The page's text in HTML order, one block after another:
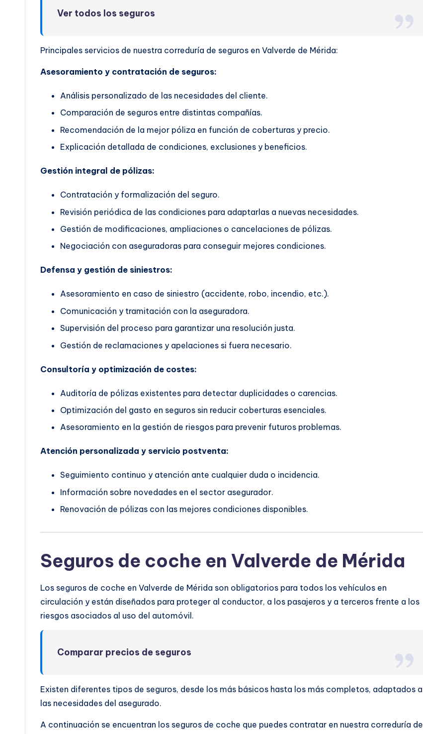
Ver todos los seguros
Principales servicios de nuestra correduría de seguros en Valverde de Mérida:
Asesoramiento y contratación de seguros:
Análisis personalizado de las necesidades del cliente.
Comparación de seguros entre distintas compañías.
Recomendación de la mejor póliza en función de coberturas y precio.
Explicación detallada de condiciones, exclusiones y beneficios.
Gestión integral de pólizas:
Contratación y formalización del seguro.
Revisión periódica de las condiciones para adaptarlas a nuevas necesidades.
Gestión de modificaciones, ampliaciones o cancelaciones de pólizas.
Negociación con aseguradoras para conseguir mejores condiciones.
Defensa y gestión de siniestros:
Asesoramiento en caso de siniestro (accidente, robo, incendio, etc.).
Comunicación y tramitación con la aseguradora.
Supervisión del proceso para garantizar una resolución justa.
Gestión de reclamaciones y apelaciones si fuera necesario.
Consultoría y optimización de costes:
Auditoría de pólizas existentes para detectar duplicidades o carencias.
Optimización del gasto en seguros sin reducir coberturas esenciales.
Asesoramiento en la gestión de riesgos para prevenir futuros problemas.
Atención personalizada y servicio postventa:
Seguimiento continuo y atención ante cualquier duda o incidencia.
Información sobre novedades en el sector asegurador.
Renovación de pólizas con las mejores condiciones disponibles.
Seguros de coche en Valverde de Mérida
Los seguros de coche en Valverde de Mérida son obligatorios para todos los vehículos en
circulación y están diseñados para proteger al conductor, a los pasajeros y a terceros frente a los
riesgos asociados al uso del automóvil.
Comparar precios de seguros
Existen diferentes tipos de seguros, desde los más básicos hasta los más completos, adaptados a
las necesidades del asegurado.
A continuación se encuentran los seguros de coche que puedes contratar en nuestra correduría de